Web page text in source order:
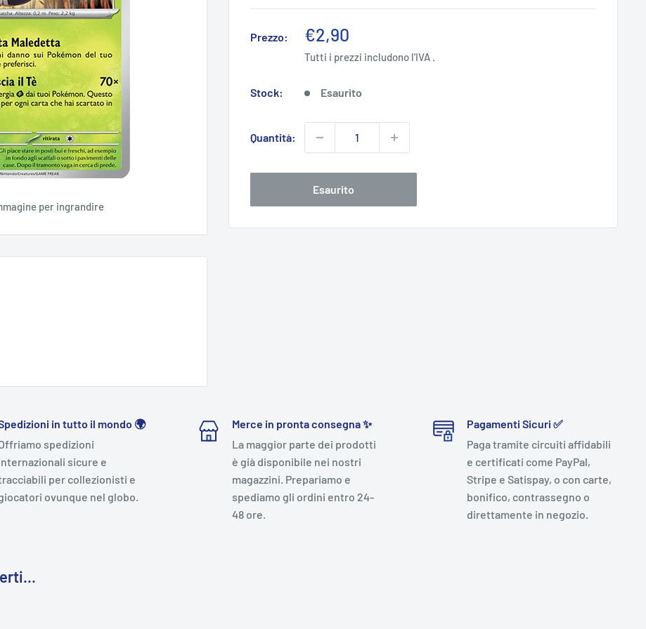
per ingrandire
Prezzo:
Prezzo
scontato
€2,90
Tutti i prezzi includono l'IVA .
Stock: Esaurito
Quantità:
Esaurito
in tutto il mondo 🌍
spedizioni
sicure e
per collezionisti e
ovunque nel globo.
Merce in pronta consegna ✨
La maggior parte dei prodotti
è già disponibile nei nostri
magazzini. Prepariamo e
spediamo gli ordini entro 24-
48 ore.
Pagamenti Sicuri ✅
Paga tramite circuiti affidabili
e certificati come PayPal,
Stripe e Satispay, o con carte,
bonifico, contrassegno o
direttamente in negozio.